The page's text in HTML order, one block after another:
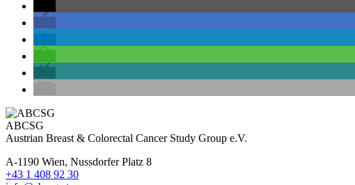
ABCSG
Austrian Breast & Colorectal Cancer Study Group e.V.
A-1190 Wien, Nussdorfer Platz 8
+43 1 408 92 30